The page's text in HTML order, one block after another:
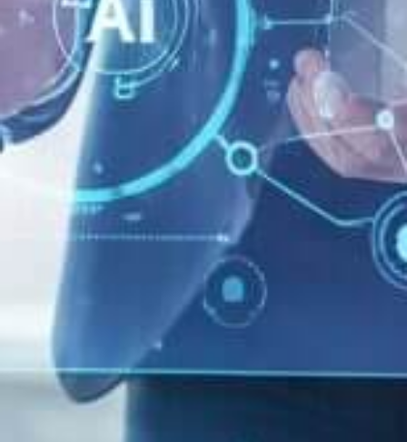
Home -AI Marketing
Marketing Automation per intercettare
i bisogni del target
Marketing Automation
per intercettare i
bisogni del target
Pubblicato: 4 Ottobre 2017
Ultimo Aggiornamento: 19 Ottobre 2025
TEMI CHIAVE